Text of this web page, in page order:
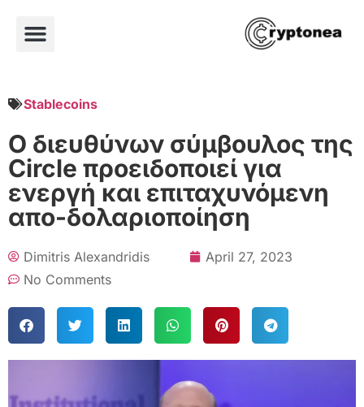
Stablecoins
Ο διευθύνων σύμβουλος της
Circle προειδοποιεί για
ενεργή και επιταχυνόμενη
απο-δολαριοποίηση
Dimitris Alexandridis
April 27, 2023
No Comments